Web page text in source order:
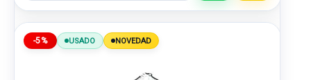
-5% USADO NOVEDAD